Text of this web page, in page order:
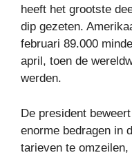
heeft het grootste
dip gezeten.
februari 89.000
april, toen de
werden.
De president
enorme bedragen in
tarieven te